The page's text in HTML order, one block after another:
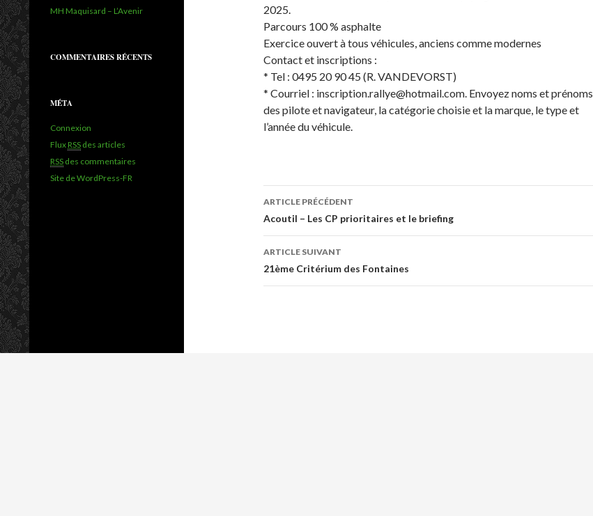
2025.
Parcours 100 % asphalte
Exercice ouvert à tous véhicules, anciens comme modernes
Contact et inscriptions :
* Tel : 0495 20 90 45 (R. VANDEVORST)
* Courriel : inscription.rallye@hotmail.com. Envoyez noms et prénoms
des pilote et navigateur, la catégorie choisie et la marque, le type et
l’année du véhicule.
Navigation de l'article
ARTICLE PRÉCÉDENT
Acoutil – Les CP prioritaires et le briefing
ARTICLE SUIVANT
21ème Critérium des Fontaines
MH Maquisard – L’Avenir
COMMENTAIRES RÉCENTS
MÉTA
Connexion
Flux RSS des articles
RSS des commentaires
Site de WordPress-FR